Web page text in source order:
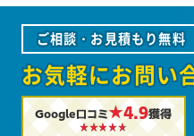
ご相談・お見積もり無料
お気軽にお問い
Google口コミ★4.9獲得